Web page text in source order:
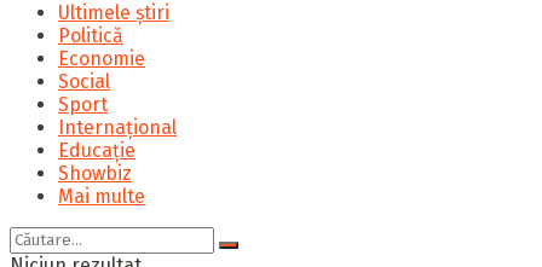
Ultimele știri
Politică
Economie
Social
Sport
Internațional
Educație
Showbiz
Mai multe